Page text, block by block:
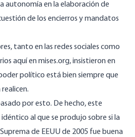
autonomía en la elaboración de
de los encierros y mandatos
tanto en las redes sociales como
aquí en mises.org, insistieron en
político está bien siempre que
realicen.
por esto. De hecho, este
al que se produjo sobre si la
de EEUU de 2005 fue buena